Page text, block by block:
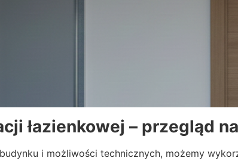
łazienkowej – przegląd
i możliwości technicznych, możemy